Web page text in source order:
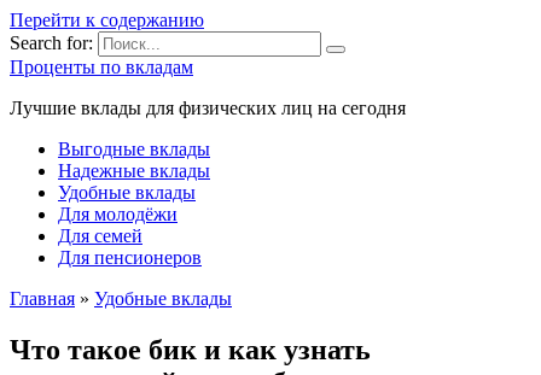
Перейти к содержанию
Search for:
Проценты по вкладам
Лучшие вклады для физических лиц на сегодня
Выгодные вклады
Надежные вклады
Удобные вклады
Для молодёжи
Для семей
Для пенсионеров
Главная » Удобные вклады
Что такое бик и как узнать